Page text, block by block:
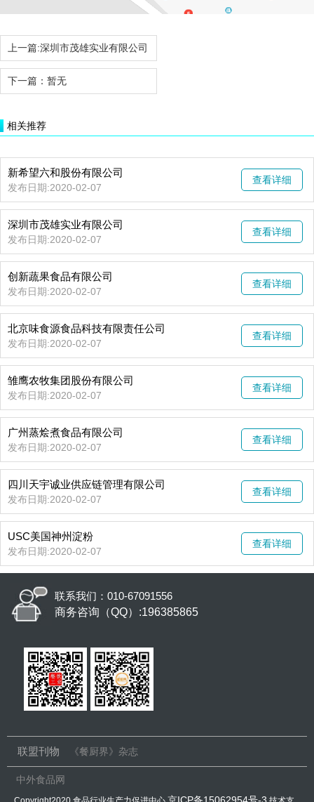
上一篇:深圳市茂雄实业有限公司
下一篇： 暂无
相关推荐
新希望六和股份有限公司
发布日期:2020-02-07
查看详细
深圳市茂雄实业有限公司
发布日期:2020-02-07
查看详细
创新蔬果食品有限公司
发布日期:2020-02-07
查看详细
北京味食源食品科技有限责任公司
发布日期:2020-02-07
查看详细
雏鹰农牧集团股份有限公司
发布日期:2020-02-07
查看详细
广州蒸烩煮食品有限公司
发布日期:2020-02-07
查看详细
四川天宇诚业供应链管理有限公司
发布日期:2020-02-07
查看详细
USC美国神州淀粉
发布日期:2020-02-07
查看详细
联系我们：010-67091556
商务咨询（QQ）:196385865
联盟刊物 《餐厨界》杂志
中外食品网